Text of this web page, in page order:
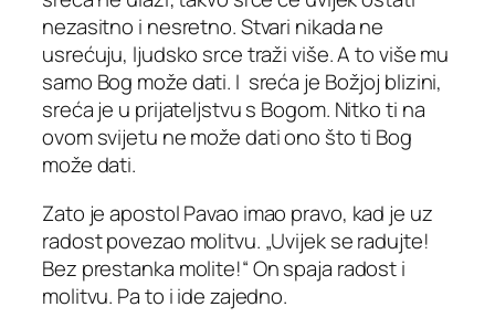
nezasitno i nesretno. Stvari nikada ne
usrećuju, ljudsko srce traži više. A to više mu
samo Bog može dati. I sreća je Božjoj blizini,
sreća je u prijateljstvu s Bogom. Nitko ti na
ovom svijetu ne može dati ono što ti Bog
može dati.
Zato je apostol Pavao imao pravo, kad je uz
radost povezao molitvu. „Uvijek se radujte!
Bez prestanka molite!“ On spaja radost i
molitvu. Pa to i ide zajedno.